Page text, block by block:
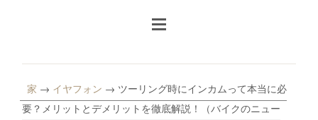
家 → イヤフォン → ツーリング時にインカムって本当に必
要？メリットとデメリットを徹底解説！（バイクのニュー